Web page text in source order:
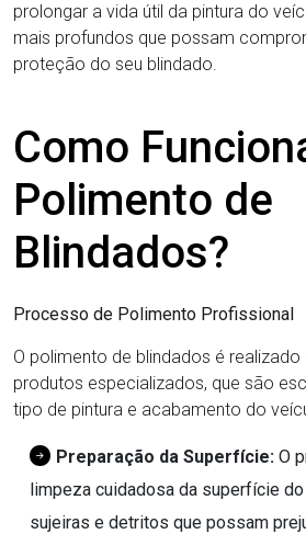
prolongar a vida útil da pintura do
mais profundos que possam
proteção do seu blindado.
Como
Polimento de
Blindados?
Processo de Polimento Profissional
O polimento de blindados é
produtos especializados, que são
tipo de pintura e acabamento do
Preparação da Superfície: O
limpeza cuidadosa da superfície
sujeiras e detritos que possam